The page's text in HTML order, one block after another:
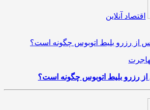
اقتصاد آنلاین
از رزرو بلیط اتوبوس چگونه است؟